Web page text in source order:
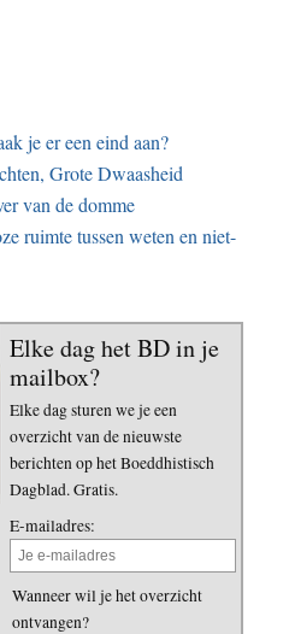
je er een eind aan?
Grote Dwaasheid
van de domme
ruimte tussen weten en niet-
Elke dag het BD in je
mailbox?
Elke dag sturen we je een
overzicht van de nieuwste
berichten op het Boeddhistisch
Dagblad. Gratis.
E-mailadres:
Wanneer wil je het overzicht
ontvangen?